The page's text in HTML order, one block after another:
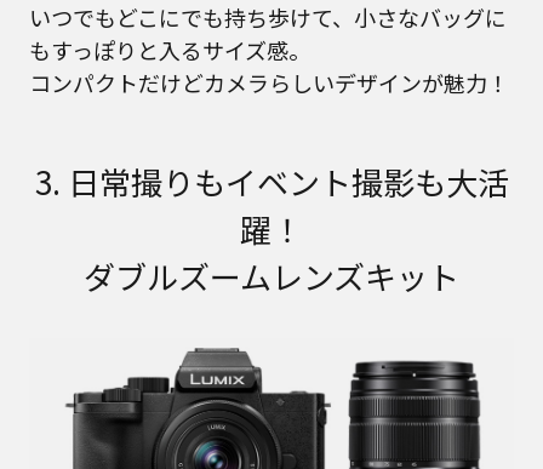
いつでもどこにでも持ち歩けて、小さなバッグに
もすっぽりと入るサイズ感。
コンパクトだけどカメラらしいデザインが魅力！
3. 日常撮りもイベント撮影も大活
躍！
ダブルズームレンズキット